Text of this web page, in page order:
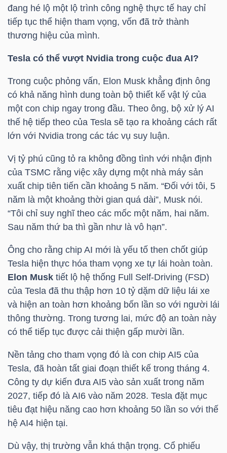
đang hé lộ một lộ trình công nghệ thực tế hay chỉ
tiếp tục thể hiện tham vọng, vốn đã trở thành
thương hiệu của mình.
Tesla có thể vượt Nvidia trong cuộc đua AI?
Trong cuộc phỏng vấn, Elon Musk khẳng định ông
có khả năng hình dung toàn bộ thiết kế vật lý của
một con chip ngay trong đầu. Theo ông, bộ xử lý AI
thế hệ tiếp theo của Tesla sẽ tạo ra khoảng cách rất
lớn với Nvidia trong các tác vụ suy luận.
Vị tỷ phú cũng tỏ ra không đồng tình với nhận định
của TSMC rằng việc xây dựng một nhà máy sản
xuất chip tiên tiến cần khoảng 5 năm. “Đối với tôi, 5
năm là một khoảng thời gian quá dài”, Musk nói.
“Tôi chỉ suy nghĩ theo các mốc một năm, hai năm.
Sau năm thứ ba thì gần như là vô hạn”.
Ông cho rằng chip AI mới là yếu tố then chốt giúp
Tesla hiện thực hóa tham vọng xe tự lái hoàn toàn.
Elon Musk tiết lộ hệ thống Full Self-Driving (FSD)
của Tesla đã thu thập hơn 10 tỷ dặm dữ liệu lái xe
và hiện an toàn hơn khoảng bốn lần so với người lái
thông thường. Trong tương lai, mức độ an toàn này
có thể tiếp tục được cải thiện gấp mười lần.
Nền tảng cho tham vọng đó là con chip AI5 của
Tesla, đã hoàn tất giai đoạn thiết kế trong tháng 4.
Công ty dự kiến đưa AI5 vào sản xuất trong năm
2027, tiếp đó là AI6 vào năm 2028. Tesla đặt mục
tiêu đạt hiệu năng cao hơn khoảng 50 lần so với thế
hệ AI4 hiện tại.
Dù vậy, thị trường vẫn khá thận trọng. Cổ phiếu
PHÂN
VĨ
MÔ
NGÀNH
DOANH
NGHIỆP
CỔ
PHIẾU
PHÁI
SINH
TRÁI
PHIẾU